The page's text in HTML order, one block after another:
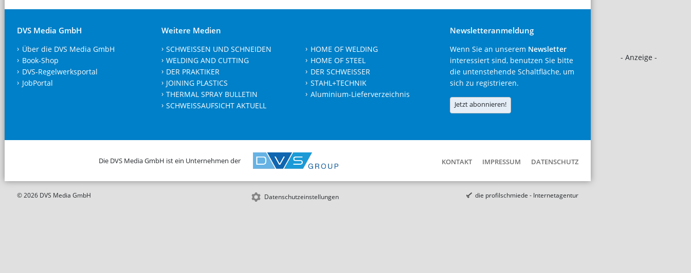
- Anzeige -
DVS Media GmbH
Über die DVS Media GmbH
Book-Shop
DVS-Regelwerksportal
JobPortal
Weitere Medien
SCHWEISSEN UND SCHNEIDEN
WELDING AND CUTTING
DER PRAKTIKER
JOINING PLASTICS
THERMAL SPRAY BULLETIN
SCHWEISSAUFSICHT AKTUELL
HOME OF WELDING
HOME OF STEEL
DER SCHWEISSER
STAHL+TECHNIK
Aluminium-Lieferverzeichnis
Newsletteranmeldung
Wenn Sie an unserem Newsletter
interessiert sind, benutzen Sie bitte
die untenstehende Schaltfläche, um
sich zu registrieren.
Jetzt abonnieren!
Die DVS Media GmbH ist ein Unternehmen der KONTAKT IMPRESSUM DATENSCHUTZ
© 2026 DVS Media GmbH Datenschutzeinstellungen die profilschmiede - Internetagentur